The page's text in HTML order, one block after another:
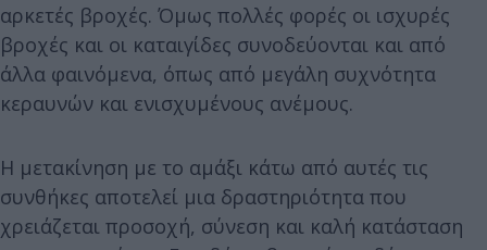
αρκετές βροχές. Όμως πολλές φορές οι ισχυρές
βροχές και οι καταιγίδες συνοδεύονται και από
άλλα φαινόμενα, όπως από μεγάλη συχνότητα
κεραυνών και ενισχυμένους ανέμους.
Η μετακίνηση με το αμάξι κάτω από αυτές τις
συνθήκες αποτελεί μια δραστηριότητα που
χρειάζεται προσοχή, σύνεση και καλή κατάσταση